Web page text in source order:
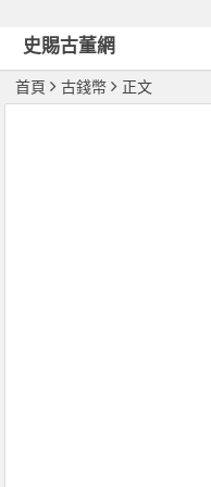
史賜古董網
首頁 古錢幣 正文